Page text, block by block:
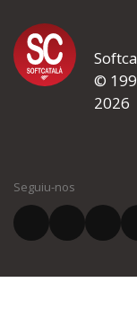
Si heu trobat un
quina és la
El vostre
©
2026
Seguiu-nos